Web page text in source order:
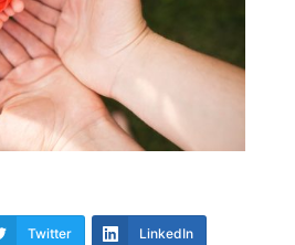
Twitter LinkedIn